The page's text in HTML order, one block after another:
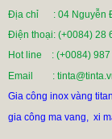
Mã sản
Địa chỉ : 04 Nguyễn
Điện thoại: (+0084)
Hot line
: (+0084)
Email
:
Gia công inox vàng
gia công ma vang, xi